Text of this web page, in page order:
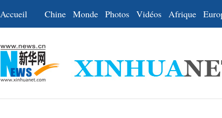
Accueil Chine Monde Photos Vidéos Afrique